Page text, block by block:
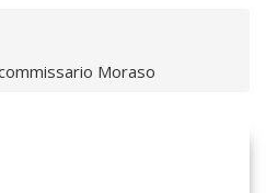
Moraso